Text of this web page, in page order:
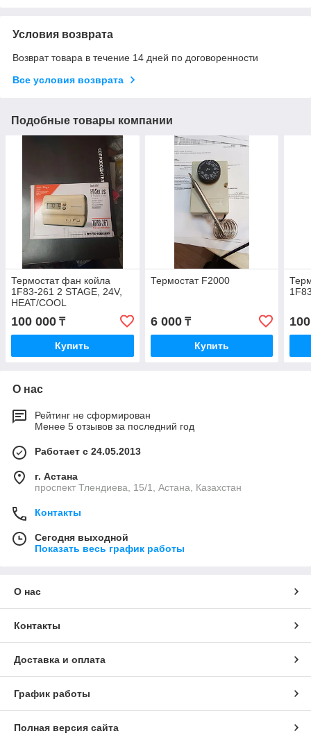
Условия возврата
Возврат товара в течение 14 дней по договоренности
Все условия возврата
Подобные товары компании
Термостат фан койла
1F83-261 2 STAGE, 24V,
HEAT/COOL
100 000 ₸
Купить
Термостат F2000
6 000₸
Купить
О нас
Рейтинг не сформирован
Менее 5 отзывов за последний год
Работает с 24.05.2013
г. Астана
проспект Тлендиева, 15/1, Астана, Казахстан
Контакты
Сегодня выходной
Показать весь график работы
О нас
Контакты
Доставка и оплата
График работы
Полная версия сайта